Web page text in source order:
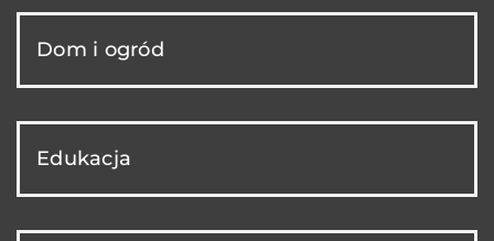
Dom i ogród
Edukacja